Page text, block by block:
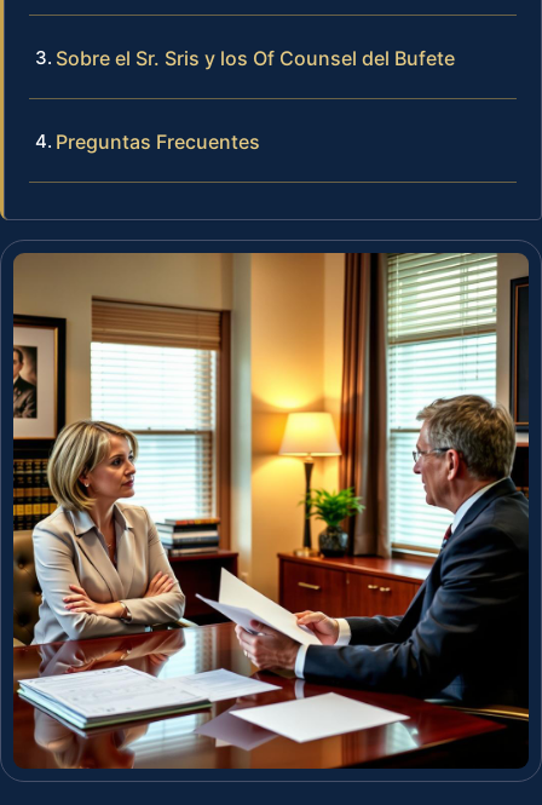
Sobre el Sr. Sris y los Of Counsel del Bufete
Preguntas Frecuentes